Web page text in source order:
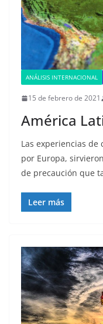
ANÁLISIS INTERNACIONAL
15 de febrero de 2021
América
Las experiencias
por Europa,
de precaución que
Leer más